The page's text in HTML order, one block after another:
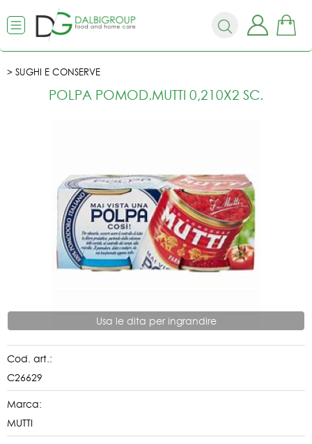
SUGHI E CONSERVE
POLPA POMOD.MUTTI 0,210X2 SC.
Usa le dita per ingrandire
Cod. art.:
C26629
Marca:
MUTTI